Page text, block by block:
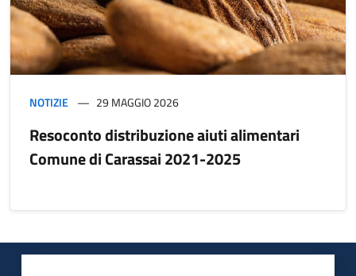
NOTIZIE 29 MAGGIO 2026
Resoconto distribuzione aiuti alimentari
Comune di Carassai 2021-2025